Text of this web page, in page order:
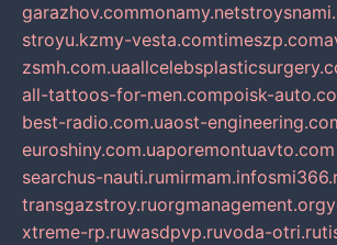
garazhov.commonamy.net
stroyu.kzmy-vesta.comtimeszp.com
zsmh.com.ua
all-tattoos-for-men.compoisk-
best-radio.com.uaost-
euroshiny.com.uaporemontuavto.com
searchus-nauti.rumirmam.info
transgazstroy.ruorgmanagement.org
xtreme-rp.ruwasdpvp.ruvoda-otri.ru